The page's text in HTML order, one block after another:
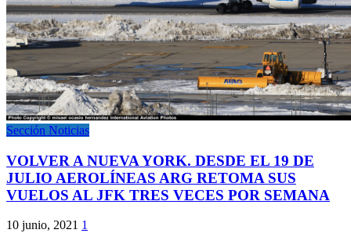
Sección Noticias
VOLVER A NUEVA YORK. DESDE EL 19 DE
JULIO AEROLÍNEAS ARG RETOMA SUS
VUELOS AL JFK TRES VECES POR SEMANA
10 junio, 2021 1